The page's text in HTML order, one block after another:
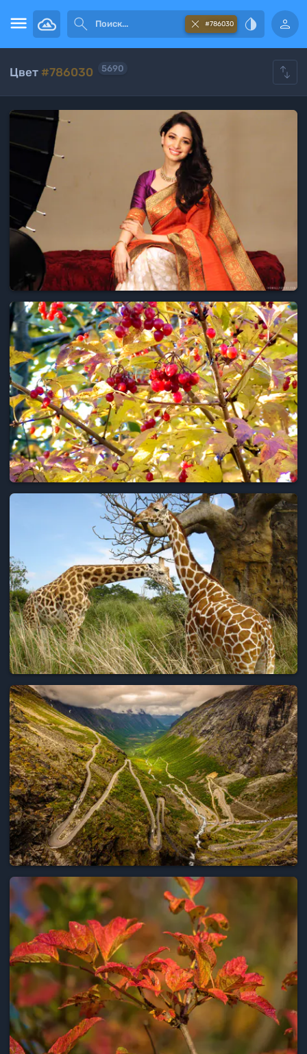
  
 #786030 
Цвет #786030 5690 